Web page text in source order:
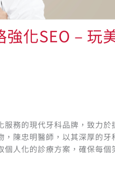
化SEO – 玩
務的現代牙科品牌，致力於
陳忠明醫師，以其深厚的牙
人化的診療方案，確保每個